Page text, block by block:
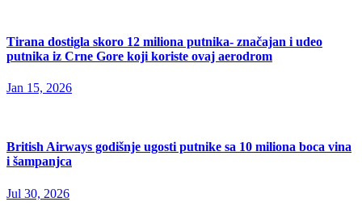
Tirana dostigla skoro 12 miliona putnika- značajan i udeo
putnika iz Crne Gore koji koriste ovaj aerodrom
Jan 15, 2026
British Airways godišnje ugosti putnike sa 10 miliona boca vina
i šampanjca
Jul 30, 2026